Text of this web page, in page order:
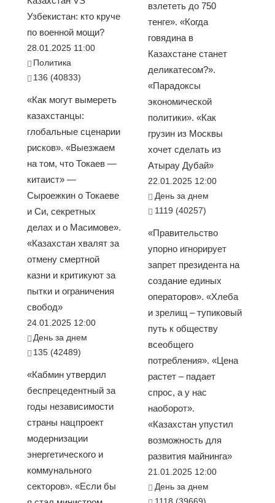
Узбекистан: кто круче
по военной мощи?
28.01.2025 11:00
Политика
136 (40833)
«Как могут вымереть
казахстанцы:
глобальные сценарии
рисков». «Выезжаем
на том, что Токаев —
китаист» —
Сыроежкин о Токаеве
и Си, секретных
делах и о Масимове».
«Казахстан хвалят за
отмену смертной
казни и критикуют за
пытки и ограничения
свобод»
24.01.2025 12:00
День за днем
135 (42489)
«Кабмин утвердил
беспрецедентный за
годы независимости
страны нацпроект
модернизации
энергетического и
коммунального
секторов». «Если бы
взлететь до 750
тенге». «Когда
говядина в
Казахстане станет
деликатесом?».
«Парадоксы
экономической
политики». «Как
грузин из Москвы
хочет сделать из
Атырау Дубай»
22.01.2025 12:00
День за днем
1119 (40257)
«Правительство
упорно игнорирует
запрет президента на
создание единых
операторов». «Хлеба
и зрелищ – тупиковый
путь к обществу
всеобщего
потребления». «Цена
растет – падает
спрос, а у нас
наоборот».
«Казахстан упустил
возможность для
развития майнинга»
21.01.2025 12:00
День за днем
1118 (39669)